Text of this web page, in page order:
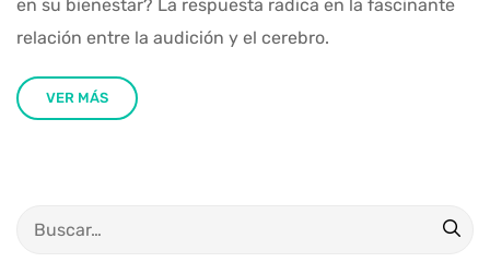
en su bienestar? La respuesta radica en la fascinante
relación entre la audición y el cerebro.
VER MÁS